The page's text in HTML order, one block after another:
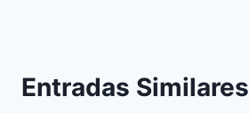
Entradas Similares